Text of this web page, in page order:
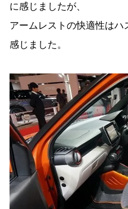
に感じましたが、
アームレストの快適性はハ
感じました。